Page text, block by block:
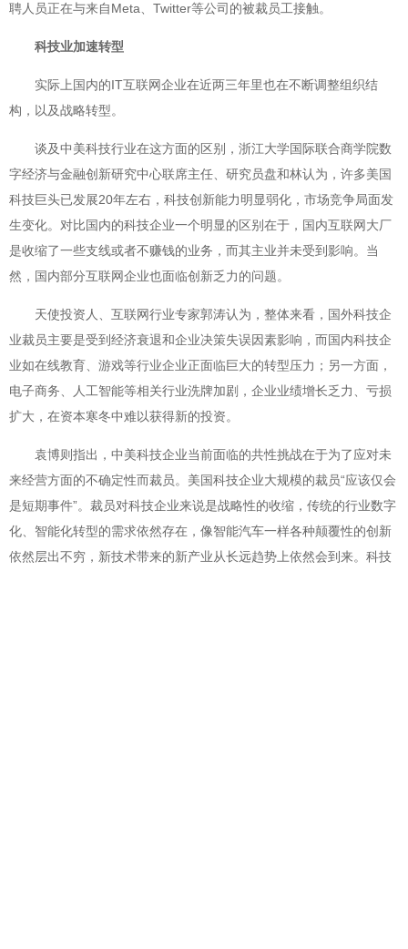
聘人员正在与来自Meta、Twitter等公司的被裁员工接触。
科技业加速转型
实际上国内的IT互联网企业在近两三年里也在不断调整组织结
构，以及战略转型。
谈及中美科技行业在这方面的区别，浙江大学国际联合商学院数
字经济与金融创新研究中心联席主任、研究员盘和林认为，许多美国
科技巨头已发展20年左右，科技创新能力明显弱化，市场竞争局面发
生变化。对比国内的科技企业一个明显的区别在于，国内互联网大厂
是收缩了一些支线或者不赚钱的业务，而其主业并未受到影响。当
然，国内部分互联网企业也面临创新乏力的问题。
天使投资人、互联网行业专家郭涛认为，整体来看，国外科技企
业裁员主要是受到经济衰退和企业决策失误因素影响，而国内科技企
业如在线教育、游戏等行业企业正面临巨大的转型压力；另一方面，
电子商务、人工智能等相关行业洗牌加剧，企业业绩增长乏力、亏损
扩大，在资本寒冬中难以获得新的投资。
袁博则指出，中美科技企业当前面临的共性挑战在于为了应对未
来经营方面的不确定性而裁员。美国科技企业大规模的裁员“应该仅会
是短期事件”。裁员对科技企业来说是战略性的收缩，传统的行业数字
化、智能化转型的需求依然存在，像智能汽车一样各种颠覆性的创新
依然层出不穷，新技术带来的新产业从长远趋势上依然会到来。科技